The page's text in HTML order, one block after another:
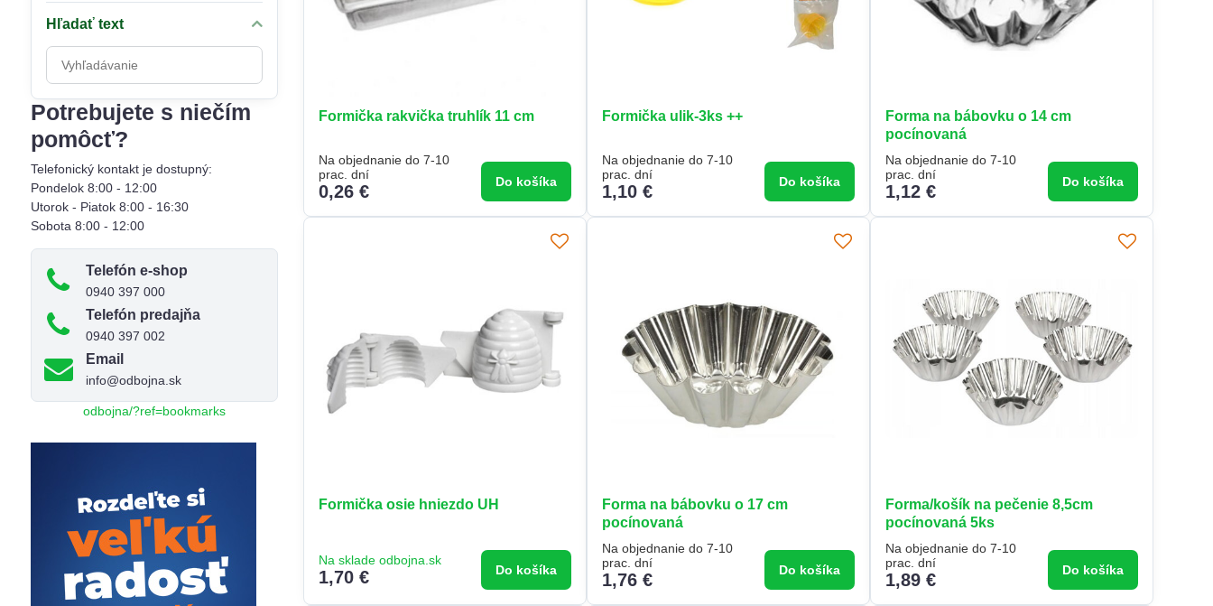
Formička rakvička truhlík 11 cm
Na objednanie do 7-10
prac. dní
0,26 € Do košíka
Formička ulik-3ks ++
Na objednanie do 7-10
prac. dní
1,10 € Do košíka
Forma na bábovku o 14 cm
pocínovaná
Na objednanie do 7-10
prac. dní
1,12 € Do košíka
Formička osie hniezdo UH
Na sklade odbojna.sk
1,70 € Do košíka
Forma na bábovku o 17 cm
pocínovaná
Na objednanie do 7-10
prac. dní
1,76 € Do košíka
Forma/košík na pečenie 8,5cm
pocínovaná 5ks
Na objednanie do 7-10
prac. dní
1,89 € Do košíka
Hľadať text
Prehľadať
výsledky
filtra
fulltextom
Potrebujete s niečím
pomôcť?
Telefonický kontakt je dostupný:
Pondelok 8:00 - 12:00
Utorok - Piatok 8:00 - 16:30
Sobota 8:00 - 12:00
Telefón e-shop
0940 397 000
Telefón predajňa
0940 397 002
Email
info@odbojna.sk
odbojna/?ref=bookmarks